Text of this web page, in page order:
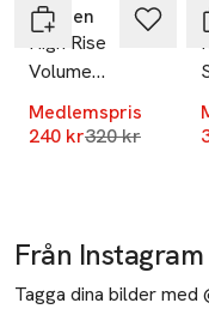
Redken
High Rise
Volume
Injection
Shampoo
Medlemspris
240 krLägsta pris
320 kr
Från Instagram
Tagga dina bilder med